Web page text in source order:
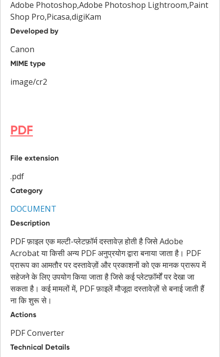
Adobe Photoshop,Adobe Photoshop Lightroom,Paint
Shop Pro,Picasa,digiKam
Developed by
Canon
MIME type
image/cr2
PDF
File extension
.pdf
Category
DOCUMENT
Description
PDF फ़ाइल एक मल्टी-प्लेटफ़ॉर्म दस्तावेज़ होती है जिसे Adobe
Acrobat या किसी अन्य PDF अनुप्रयोग द्वारा बनाया जाता है। PDF
प्रारूप का आमतौर पर दस्तावेज़ों और प्रकाशनों को एक मानक प्रारूप में
सहेजने के लिए उपयोग किया जाता है जिसे कई प्लेटफ़ॉर्मों पर देखा जा
सकता है। कई मामलों में, PDF फ़ाइलें मौजूदा दस्तावेज़ों से बनाई जाती हैं
ना कि शुरू से।
Actions
PDF Converter
Technical Details